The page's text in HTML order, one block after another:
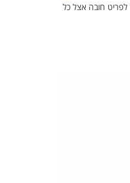
לפריט חובה אצל כל